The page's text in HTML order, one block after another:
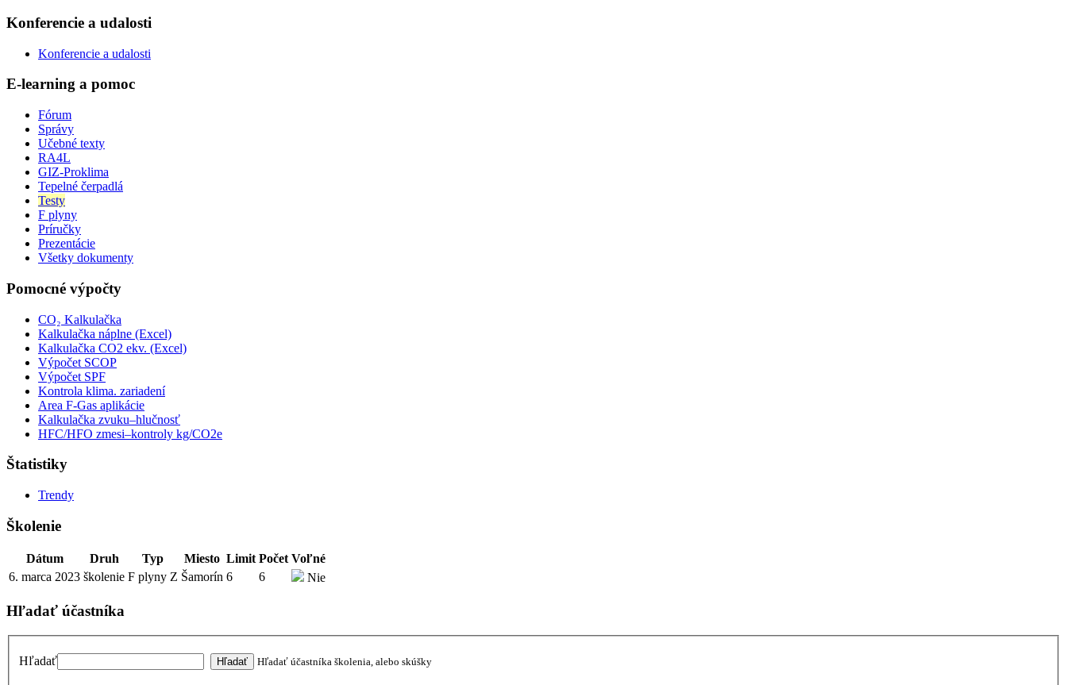
Konferencie a udalosti
Konferencie a udalosti
E-learning a pomoc
Fórum
Správy
Učebné texty
RA4L
GIZ-Proklima
Tepelné čerpadlá
Testy
F plyny
Príručky
Prezentácie
Všetky dokumenty
Pomocné výpočty
CO₂ Kalkulačka
Kalkulačka náplne (Excel)
Kalkulačka CO2 ekv. (Excel)
Výpočet SCOP
Výpočet SPF
Kontrola klima. zariadení
Area F-Gas aplikácie
Kalkulačka zvuku–hlučnosť
HFC/HFO zmesi–kontroly kg/CO2e
Štatistiky
Trendy
Školenie
Dátum Druh Typ Miesto Limit Počet Voľné
6. marca 2023 školenie F plyny Z Šamorín 6 6 Nie
Hľadať účastníka
Hľadať Hľadať účastníka školenia, alebo skúšky